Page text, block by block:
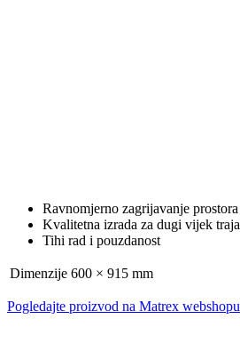
Ravnomjerno zagrijavanje prostora
Kvalitetna izrada za dugi vijek
Tihi rad i pouzdanost
Dimenzije 600 × 915 mm
Pogledajte proizvod na Matrex webshopu